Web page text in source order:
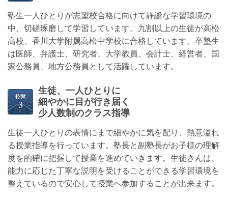
塾生一人ひとりが志望校合格に向けて静謐な学習環境の
中、切磋琢磨して学習しています。九割以上の生徒が高松
高校、香川大学附属高松中学校に合格しています。卒塾生
は医師、弁護士、研究者、大学教員、会計士、経営者、国
家公務員、地方公務員として活躍しています。
生徒、一人ひとりに
細やかに目が行き届く
少人数制のクラス指導
生徒一人ひとりの表情にまで細やかに気を配り、熱意溢れ
る授業指導を行っています。塾長と副塾長がお子様の理解
度を的確に把握して授業を進めていきます。生徒さんは、
能力に応じた丁寧な説明を受けることができる学習環境を
整えているので安心して授業へ参加することが出来ます。